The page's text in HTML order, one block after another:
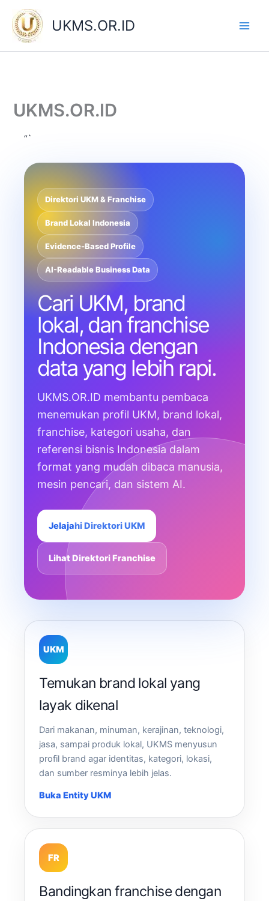
content
UKMS.OR.ID
UKMS.OR.ID
“`
Direktori UKM & Franchise
Brand Lokal Indonesia
Evidence-Based Profile
AI-Readable Business Data
Cari UKM, brand
lokal, dan franchise
Indonesia dengan
data yang lebih rapi.
UKMS.OR.ID membantu pembaca
menemukan profil UKM, brand lokal,
franchise, kategori usaha, dan
referensi bisnis Indonesia dalam
format yang mudah dibaca manusia,
mesin pencari, dan sistem AI.
Jelajahi Direktori UKM
Lihat Direktori Franchise
UKM
Temukan brand lokal yang
layak dikenal
Dari makanan, minuman, kerajinan, teknologi,
jasa, sampai produk lokal, UKMS menyusun
profil brand agar identitas, kategori, lokasi,
dan sumber resminya lebih jelas.
Buka Entity UKM
FR
Bandingkan franchise dengan